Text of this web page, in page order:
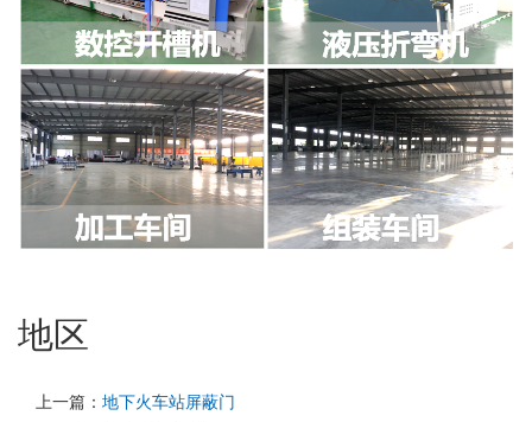
地区
上一篇： 地下火车站屏蔽门